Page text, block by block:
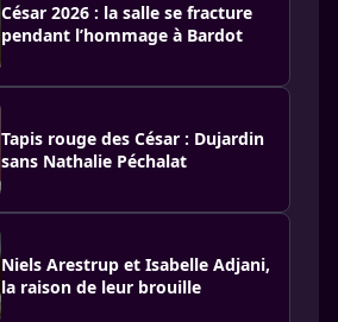
César 2026 : la salle se fracture
pendant l’hommage à Bardot
Tapis rouge des César : Dujardin
sans Nathalie Péchalat
Niels Arestrup et Isabelle Adjani,
la raison de leur brouille